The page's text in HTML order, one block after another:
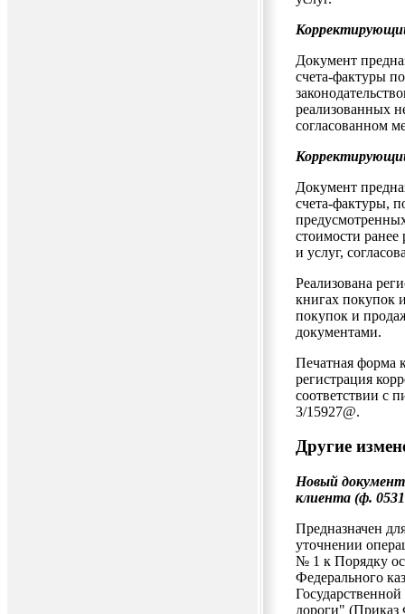
Документ
счета-фактуры
реализованных
согласованном
Документ
счета-фактуры,
стоимости
и услуг,
Реализована
книгах покупок
покупок и
документами.
Печатная форма
регистрация
соответствии с
3/15927@.
Другие
Новый документ
клиента (ф.
Предназначен
уточнении
№ 1 к Порядку
Федерального
дороги" (Приказ